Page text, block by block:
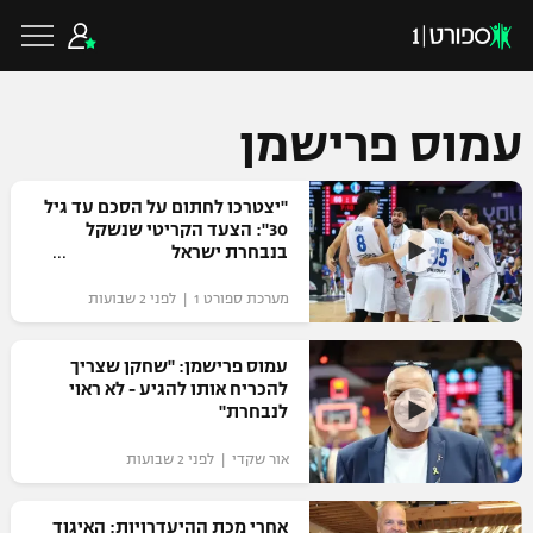
כדורגל ישראלי
ליגת העל
גביע הטוטו
ליגיונרים
גביע המדינה
כדורגל עולמי
ליגת האלופות
ליגה אירופית
ליגה אנגלית
כדורסל ישראלי
ליגת ווינר סל
ליגה לאומית
כדורסל עולמי
NBA
עמוס פרישמן
"יצטרכו לחתום על הסכם עד גיל
30": הצעד הקריטי שנשקל
בנבחרת ישראל
מערכת ספורט 1 | לפני 2 שבועות
עמוס פרישמן: "שחקן שצריך
להכריח אותו להגיע - לא ראוי
לנבחרת"
אור שקדי | לפני 2 שבועות
אחרי מכת ההיעדרויות: האיגוד